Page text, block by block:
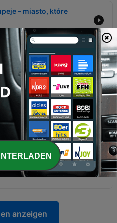
– miasto, które
stał się zbyt potężny
| O Pepikach słów
Które Ukrywały Się
Lat!
| Sekrety z
anzeigen